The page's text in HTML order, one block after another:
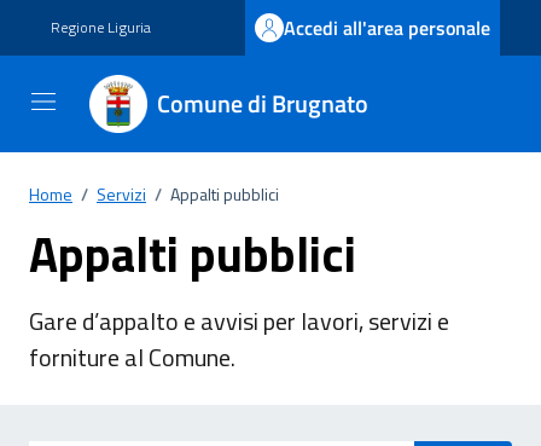
Regione Liguria Accedi all'area personale
Comune di Brugnato
Home / Servizi / Appalti pubblici
Appalti pubblici
Gare d’appalto e avvisi per lavori, servizi e
forniture al Comune.